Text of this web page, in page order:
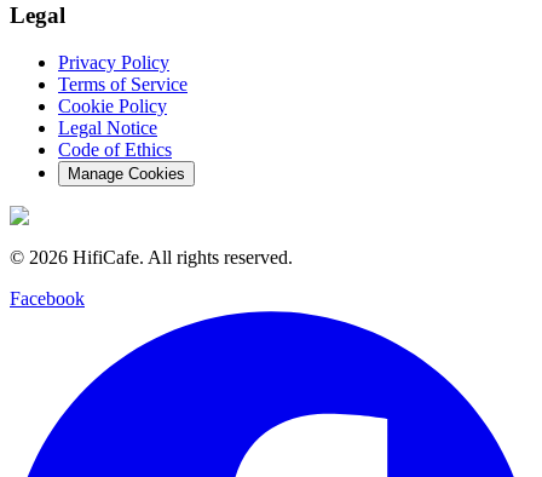
Legal
Privacy Policy
Terms of Service
Cookie Policy
Legal Notice
Code of Ethics
Manage Cookies
© 2026 HifiCafe. All rights reserved.
Facebook